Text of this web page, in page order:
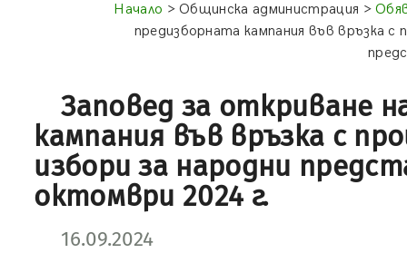
Начало > Общинска администрация >
предизборната кампания във връзка с
Заповед за откриване
кампания във връзка с
избори за народни
октомври 2024 г.
16.09.2024